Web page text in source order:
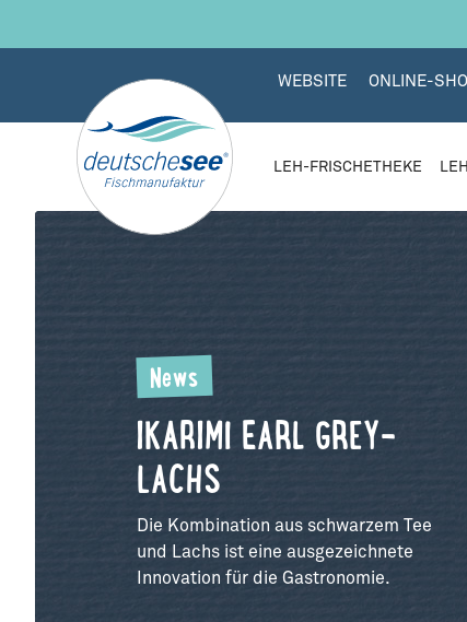
WEBSITE ONLINE-
LEH-FRISCHETHEKE
News
IKARIMI EARL GREY-
LACHS
Die Kombination aus schwarzem Tee
und Lachs ist eine ausgezeichnete
Innovation für die Gastronomie.